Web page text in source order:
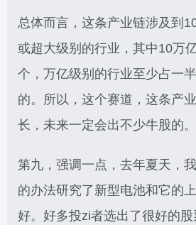
总体而言，这条产业链涉及到
或超大级别的行业，其中10万
个，万亿级别的行业至少占一
的。所以，这个赛道，这条产
长，未来一定会出不少牛股的。
第九，强调一点，去年夏天，
的办法研究了新型电池和它的
好。好多投zi者选出了很好的